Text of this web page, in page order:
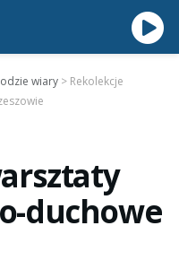
wiary > Rekolekcje
duchowe